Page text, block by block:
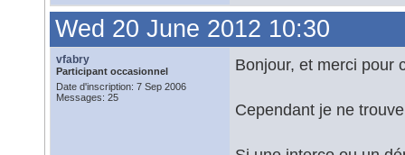
Wed 20 June 2012 10:30
vfabry
Participant occasionnel
Date d'inscription: 7 Sep 2006
Messages: 25
Bonjour, et merci pour
Cependant je ne